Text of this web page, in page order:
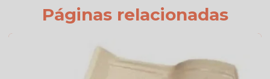
Fornecedor de telhas colonial
Orçamento de telha de cimento
Preço da telha americana branca esmaltada
Páginas relacionadas